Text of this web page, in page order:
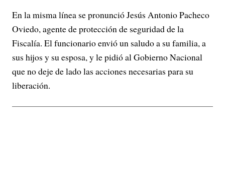
En la misma línea se pronunció Jesús Antonio Pacheco
Oviedo, agente de protección de seguridad de la
Fiscalía. El funcionario envió un saludo a su familia, a
sus hijos y su esposa, y le pidió al Gobierno Nacional
que no deje de lado las acciones necesarias para su
liberación.